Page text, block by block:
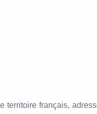
français,